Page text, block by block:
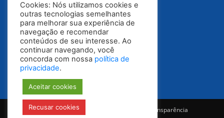
Política de Privacidade
Notícias Ouvidoria
Portal da Transparência
Cookies: Nós utilizamos cookies e
outras tecnologias semelhantes
para melhorar sua experiência de
navegação e recomendar
conteúdos de seu interesse. Ao
continuar navegando, você
concorda com nossa política de
privacidade.
Aceitar cookies
Recusar cookies